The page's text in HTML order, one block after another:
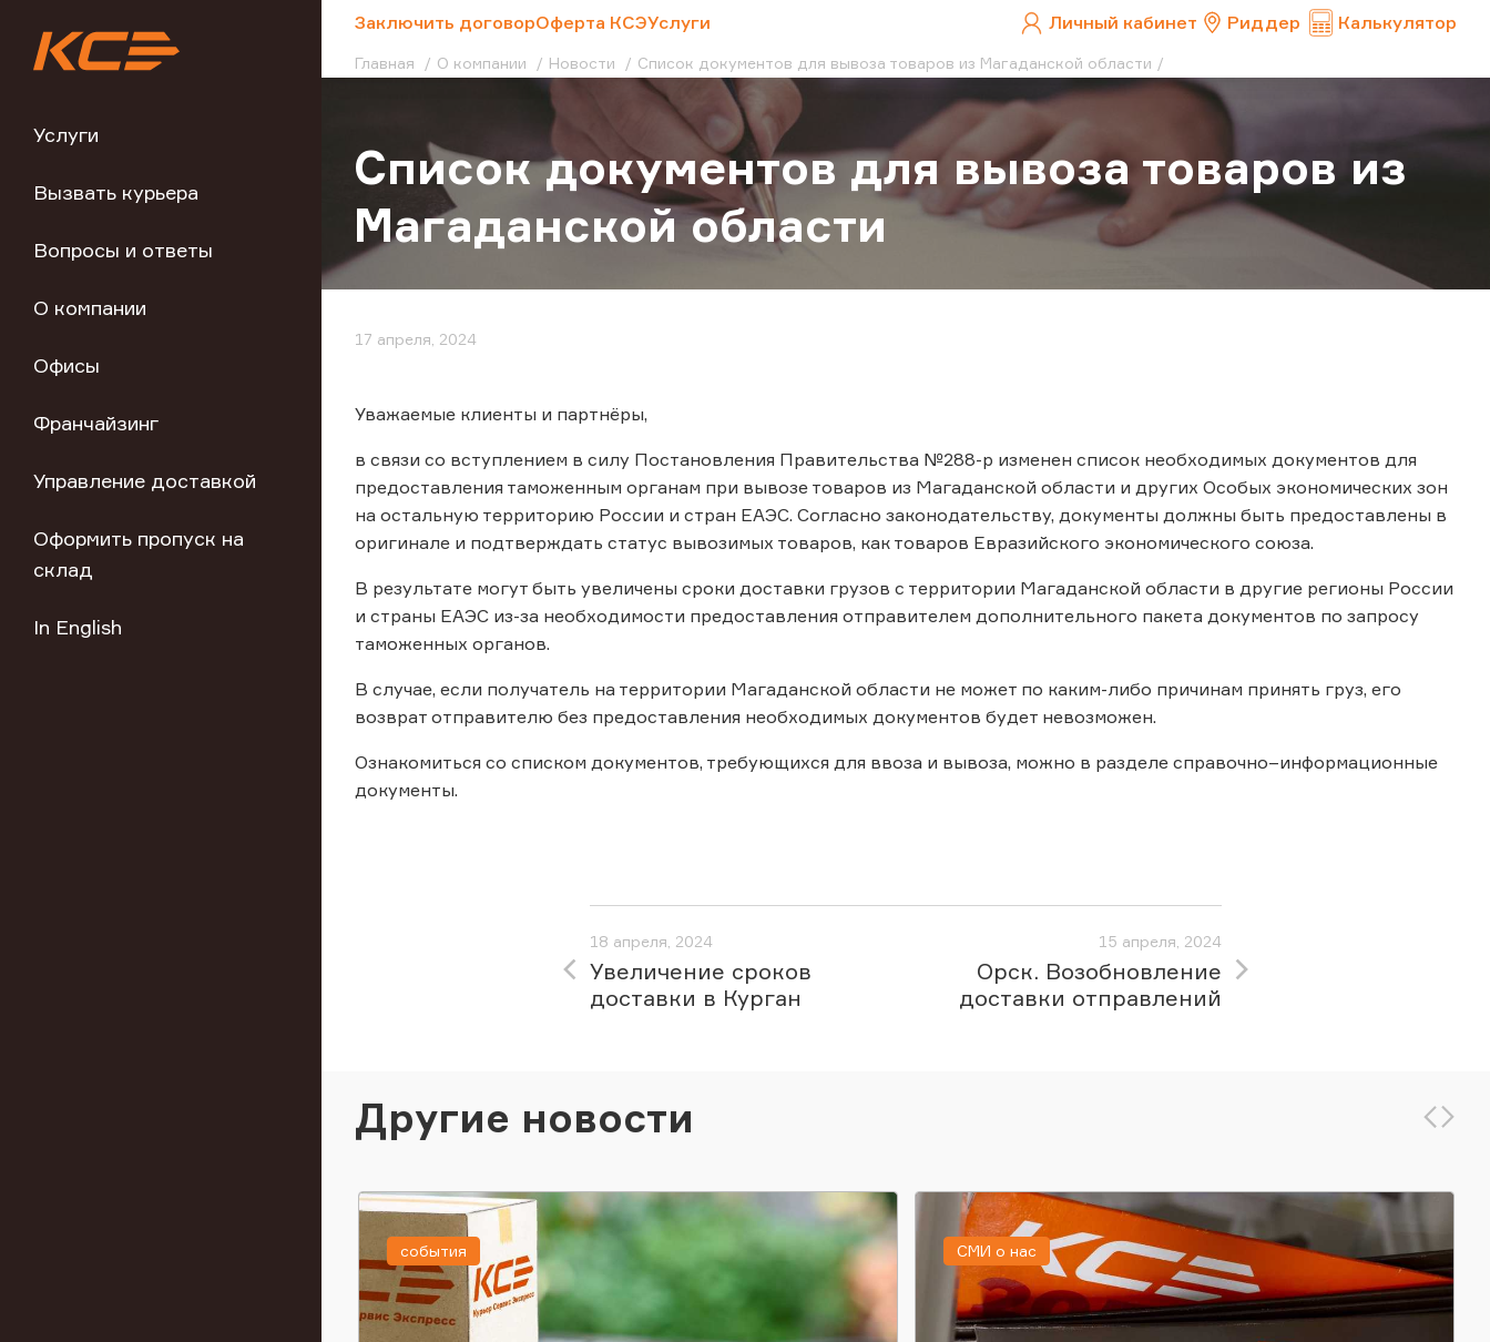
Услуги
Вызвать курьера
Вопросы и ответы
О компании
Офисы
Франчайзинг
Управление доставкой
Оформить пропуск на
склад
In English
Заключить договорОферта КСЭУслуги Личный кабинет Риддер Калькулятор
Главная О компании Новости Список документов для вывоза товаров из Магаданской области
Список документов для вывоза товаров из
Магаданской области
17 апреля, 2024
Уважаемые клиенты и партнёры,
в связи со вступлением в силу Постановления Правительства №288-р изменен список необходимых документов для
предоставления таможенным органам при вывозе товаров из Магаданской области и других Особых экономических зон
на остальную территорию России и стран ЕАЭС. Согласно законодательству, документы должны быть предоставлены в
оригинале и подтверждать статус вывозимых товаров, как товаров Евразийского экономического союза.
В результате могут быть увеличены сроки доставки грузов с территории Магаданской области в другие регионы России
и страны ЕАЭС из-за необходимости предоставления отправителем дополнительного пакета документов по запросу
таможенных органов.
В случае, если получатель на территории Магаданской области не может по каким-либо причинам принять груз, его
возврат отправителю без предоставления необходимых документов будет невозможен.
Ознакомиться со списком документов, требующихся для ввоза и вывоза, можно в разделе справочно–информационные
документы.
18 апреля, 2024
Увеличение сроков
доставки в Курган
15 апреля, 2024
Орск. Возобновление
доставки отправлений
Другие новости
события СМИ о нас